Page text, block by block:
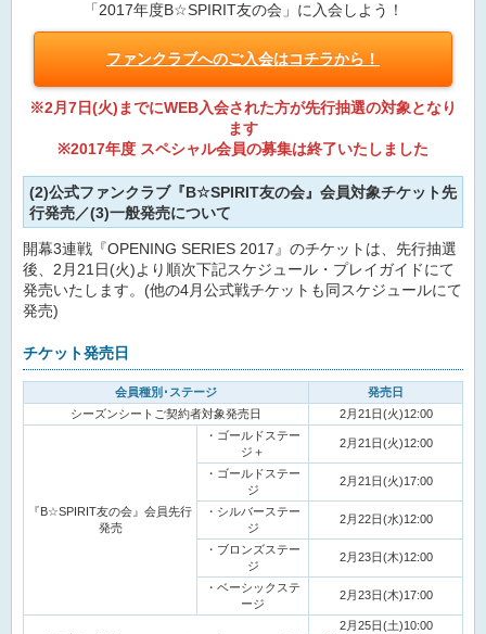
「2017年度B☆SPIRIT友の会」に入会しよう！
ファンクラブへのご入会はコチラから！
※2月7日(火)までにWEB入会された方が先行抽選の対象となり
ます
※2017年度 スペシャル会員の募集は終了いたしました
(2)公式ファンクラブ『B☆SPIRIT友の会』会員対象チケット先
行発売／(3)一般発売について
開幕3連戦『OPENING SERIES 2017』のチケットは、先行抽選
後、2月21日(火)より順次下記スケジュール・プレイガイドにて
発売いたします。(他の4月公式戦チケットも同スケジュールにて
発売)
チケット発売日
会員種別･ステージ
発売日
シーズンシートご契約者対象発売日
2月21日(火)12:00
『B☆SPIRIT友の会』会員先行
発売
・ゴールドステー
ジ＋
2月21日(火)12:00
・ゴールドステー
ジ
2月21日(火)17:00
・シルバーステー
ジ
2月22日(水)12:00
・ブロンズステー
ジ
2月23日(木)12:00
・ベーシックステ
ージ
2月23日(木)17:00
2月25日(土)10:00